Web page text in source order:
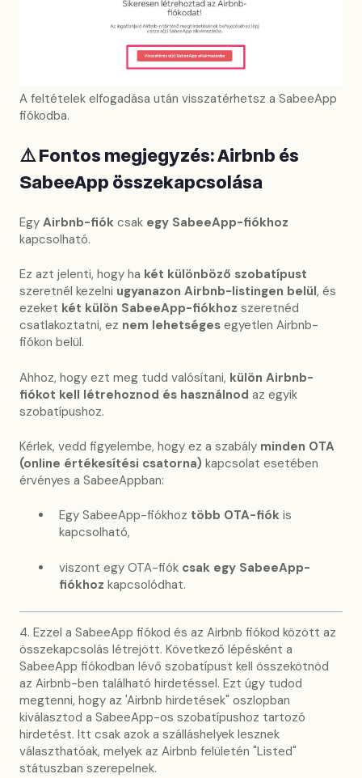
A feltételek elfogadása után visszatérhetsz a SabeeApp
fiókodba.
⚠️ Fontos megjegyzés: Airbnb és
SabeeApp összekapcsolása
Egy Airbnb-fiók csak egy SabeeApp-fiókhoz
kapcsolható.
Ez azt jelenti, hogy ha két különböző szobatípust
szeretnél kezelni ugyanazon Airbnb-listingen belül, és
ezeket két külön SabeeApp-fiókhoz szeretnéd
csatlakoztatni, ez nem lehetséges egyetlen Airbnb-
fiókon belül.
Ahhoz, hogy ezt meg tudd valósítani, külön Airbnb-
fiókot kell létrehoznod és használnod az egyik
szobatípushoz.
Kérlek, vedd figyelembe, hogy ez a szabály minden OTA
(online értékesítési csatorna) kapcsolat esetében
érvényes a SabeeAppban:
Egy SabeeApp-fiókhoz több OTA-fiók is
kapcsolható,
viszont egy OTA-fiók csak egy SabeeApp-
fiókhoz kapcsolódhat.
4. Ezzel a SabeeApp fiókod és az Airbnb fiókod között az
összekapcsolás létrejött. Következő lépésként a
SabeeApp fiókodban lévő szobatípust kell összekötnöd
az Airbnb-ben található hirdetéssel. Ezt úgy tudod
megtenni, hogy az 'Airbnb hirdetések" oszlopban
kiválasztod a SabeeApp-os szobatípushoz tartozó
hirdetést. Itt csak azok a szálláshelyek lesznek
választhatóak, melyek az Airbnb felületén "Listed"
státuszban szerepelnek.